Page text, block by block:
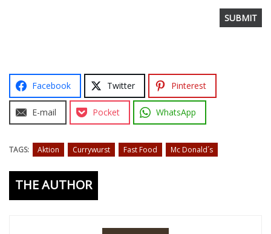
Facebook Twitter Pinterest
E-mail Pocket WhatsApp
TAGS: Aktion Currywurst Fast Food Mc Donald´s
THE AUTHOR